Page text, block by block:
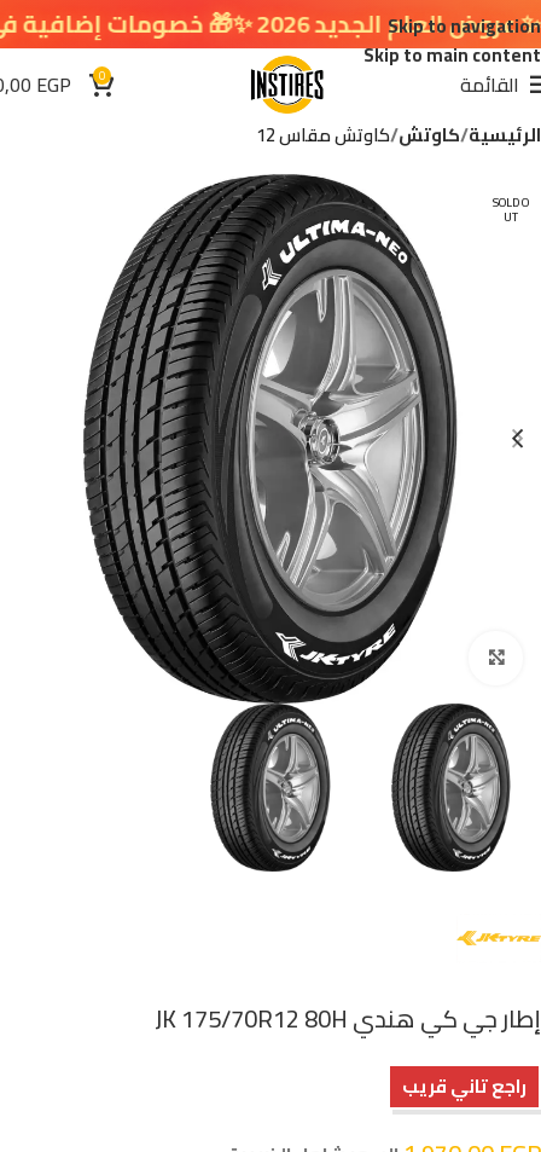
Skip to navigation
Skip to main content
القائمة 0
EGP
الرئيسية كاوتش كاوتش مقاس 12
SOLD O
UT
اضغط للتكبير
إطار جي كي هندي JK 175/70R12 80H
راجع تاني قريب
2026 ✨🎁 خصومات إضافية في سلة التسوق 🔥